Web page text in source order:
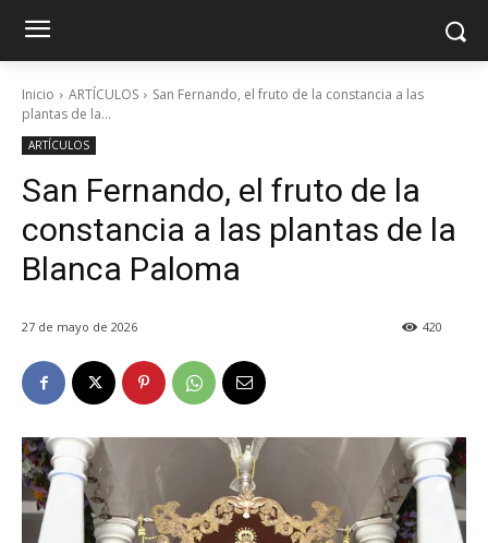
Inicio ARTÍCULOS
San Fernando, el fruto de la constancia a las
plantas de la...
ARTÍCULOS
San Fernando, el fruto de la
constancia a las plantas de la
Blanca Paloma
27 de mayo de 2026 420